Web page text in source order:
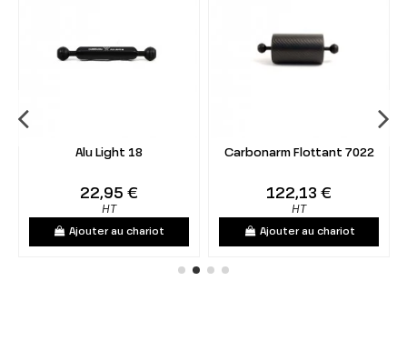
Alu Light 18
22,95 €
HT
Ajouter au chariot
Carbonarm Flottant 7022
122,13 €
HT
Ajouter au chariot